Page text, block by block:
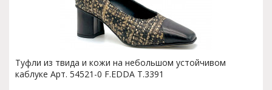
Туфли из твида и кожи на небольшом устойчивом
каблуке Арт. 54521-0 F.EDDA T.3391